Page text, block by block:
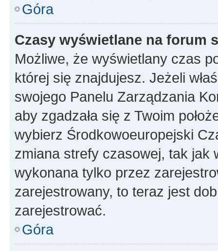
Góra
Czasy wyświetlane na forum
Możliwe, że wyświetlany czas
której się znajdujesz. Jeżeli
swojego Panelu Zarządzania
aby zgadzała się z Twoim
wybierz Środkowoeuropejski
zmiana strefy czasowej, tak jak
wykonana tylko przez
zarejestrowany, to teraz jest
zarejestrować.
Góra